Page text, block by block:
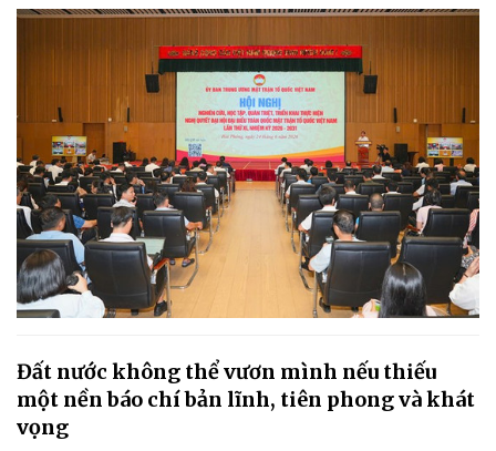
Đất nước không thể vươn mình nếu thiếu
một nền báo chí bản lĩnh, tiên phong và khát
vọng